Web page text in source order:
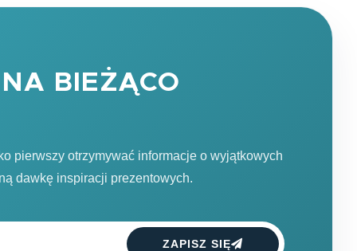
BIEŻĄCO
pierwszy otrzymywać informacje o wyjątkowych
dawkę inspiracji prezentowych.
ZAPISZ SIĘ